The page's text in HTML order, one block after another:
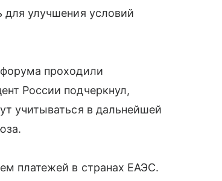
для улучшения условий
проходили
России подчеркнул,
учитываться в дальнейшей
платежей в странах ЕАЭС.